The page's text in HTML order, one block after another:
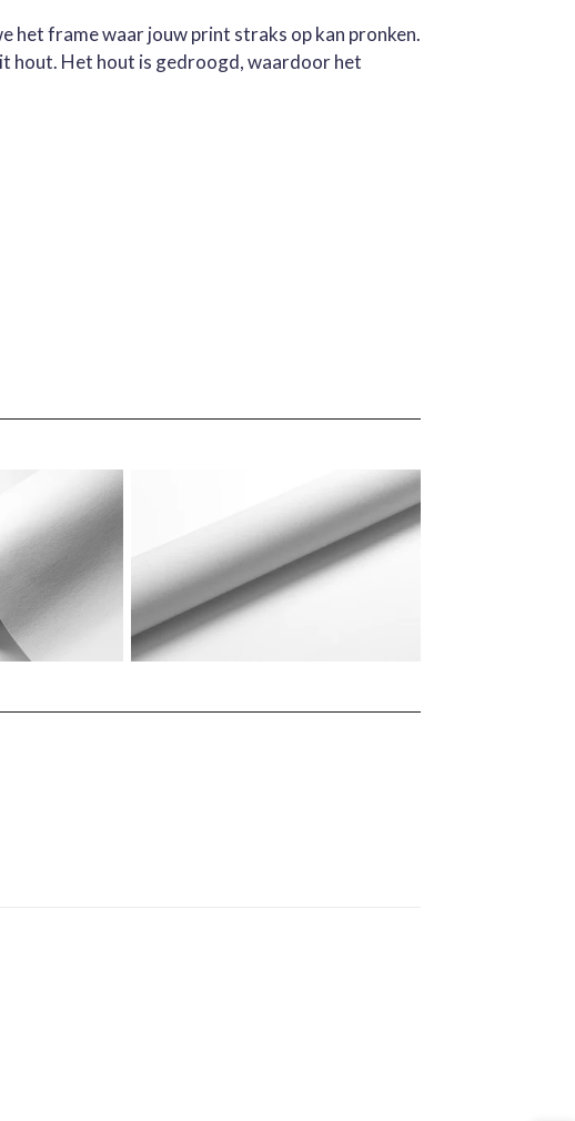
het frame waar jouw print straks op kan pronken.
hout. Het hout is gedroogd, waardoor het